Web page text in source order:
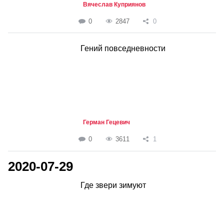
Вячеслав Куприянов
0 2847 0
Гений повседневности
Герман Гецевич
0 3611 1
2020-07-29
Где звери зимуют